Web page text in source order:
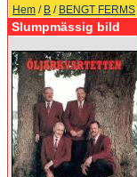
Hem / B / BENGT FERMS
Slumpmässig bild